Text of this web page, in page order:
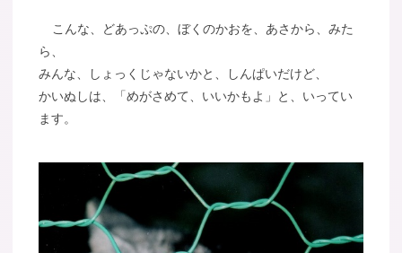
こんな、どあっぷの、ぼくのかおを、あさから、みた
ら、
みんな、しょっくじゃないかと、しんぱいだけど、
かいぬしは、「めがさめて、いいかもよ」と、いってい
ます。